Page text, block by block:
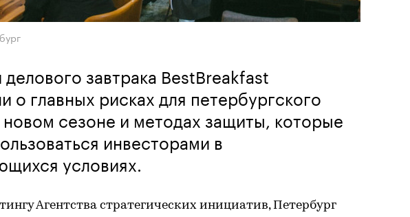
делового завтрака BestBreakfast
о главных рисках для петербургского
новом сезоне и методах защиты, которые
инвесторами в
условиях.
Агентства стратегических инициатив, Петербург